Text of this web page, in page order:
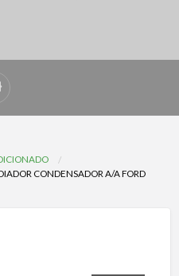
CONDENSADOR A/A FORD